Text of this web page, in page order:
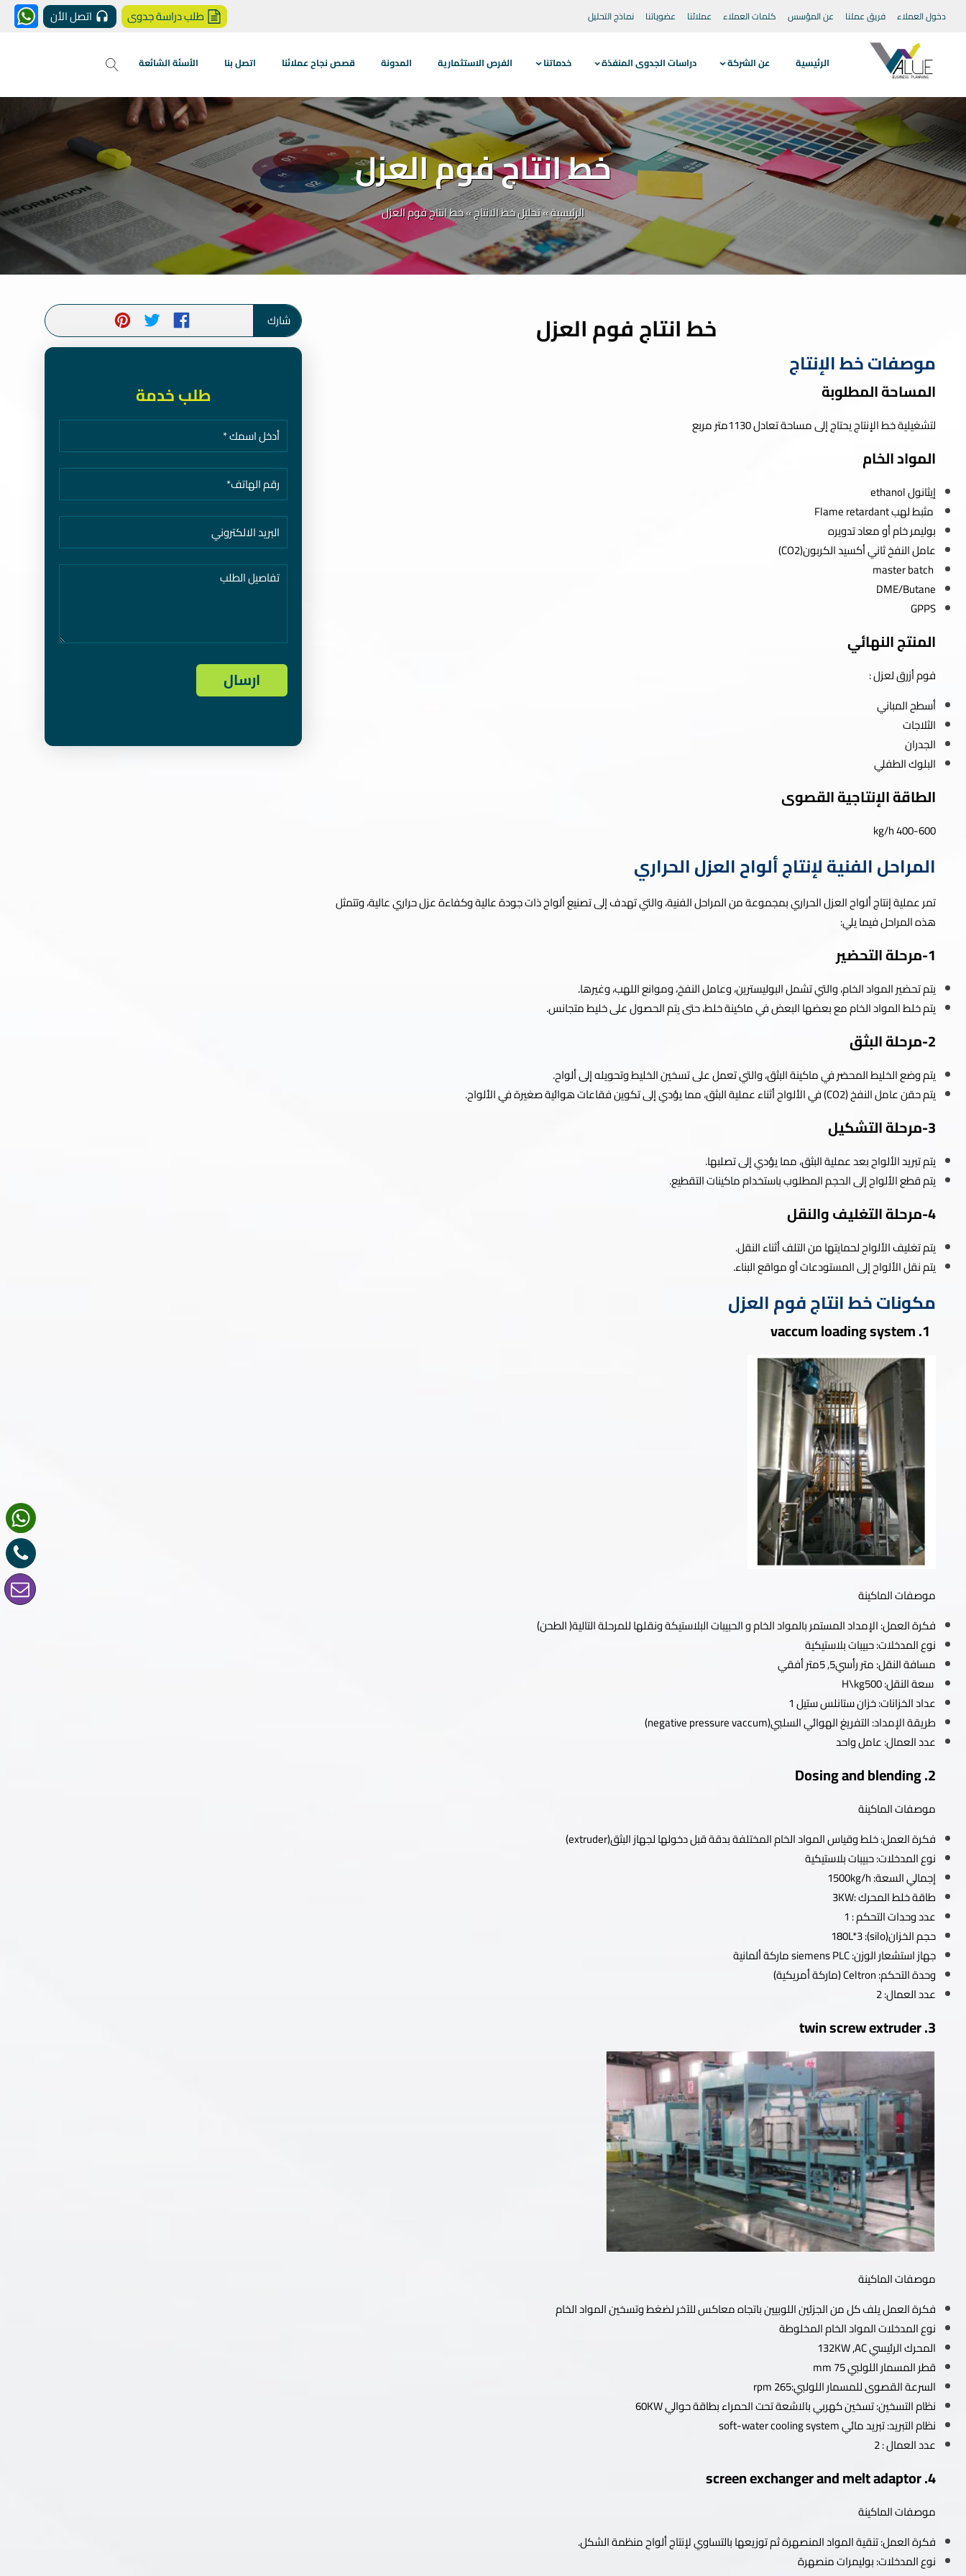
دخول العملاء فريق عملنا عن المؤسس كلمات العملاء عملائنا عضوياتنا نماذج التحليل طلب دراسة جدوى اتصل الأن
الرئيسية عن الشركة دراسات الجدوى المنفذة خدماتنا الفرص الاستثمارية المدونة قصص نجاح عملائنا اتصل بنا الأسئة الشائعة
خط انتاج فوم العزل
الرئيسية»تحليل خط الانتاج»خط انتاج فوم العزل
خط انتاج فوم العزل
موصفات خط الإنتاج
المساحة المطلوبة
لتشغيلية خط الإنتاج يحتاج إلى مساحة تعادل 1130متر مربع
المواد الخام
إيثانول ethanol
مثبط لهب Flame retardant
بوليمر خام أو معاد تدويره
عامل النفخ ثاني أكسيد الكربون(CO2)
DME/Butane
GPPS
المنتج النهائي
فوم أزرق لعزل :
أسطح المباني
الثلاجات
الجدران
البلوك الطفلي
الطاقة الإنتاجية القصوى
kg/h 400-600
المراحل الفنية لإنتاج ألواح العزل الحراري
تمر عملية إنتاج ألواح العزل الحراري بمجموعة من المراحل الفنية، والتي تهدف إلى تصنيع ألواح ذات جودة عالية وكفاءة عزل حراري عالية، وتتمثل
هذه المراحل فيما يلي:
1-مرحلة التحضير
يتم تحضير المواد الخام، والتي تشمل البوليسترين، وعامل النفخ، وموانع اللهب، وغيرها.
يتم خلط المواد الخام مع بعضها البعض في ماكينة خلط، حتى يتم الحصول على خليط متجانس.
2-مرحلة البثق
يتم وضع الخليط المحضر في ماكينة البثق، والتي تعمل على تسخين الخليط وتحويله إلى ألواح.
يتم حقن عامل النفخ (CO2) في الألواح أثناء عملية البثق، مما يؤدي إلى تكوين فقاعات هوائية صغيرة في الألواح.
3-مرحلة التشكيل
يتم تبريد الألواح بعد عملية البثق، مما يؤدي إلى تصلبها.
يتم قطع الألواح إلى الحجم المطلوب باستخدام ماكينات التقطيع.
4-مرحلة التغليف والنقل
يتم تغليف الألواح لحمايتها من التلف أثناء النقل.
يتم نقل الألواح إلى المستودعات أو مواقع البناء.
مكونات خط انتاج فوم العزل
موصفات الماكينة
فكرة العمل: الإمداد المستمر بالمواد الخام و الحبيبات البلاستيكة ونقلها للمرحلة التالية( الطحن)
نوع المدخلات: حبيبات بلاستيكية
مسافة النقل: متر رأسي5, 5متر أفقي
سعة النقل: H\kg500
عداد الخزانات: خزان ستانلس ستيل 1
طريقة الإمداد: التفريغ الهوائي السلبي(negative pressure vaccum)
عدد العمال: عامل واحد
2. Dosing and blending
موصفات الماكينة
فكرة العمل: خلط وقياس المواد الخام المختلفة بدقة قبل دخولها لجهاز البثق(extruder)
نوع المدخلات: حبيبات بلاستيكية
إجمالي السعة: 1500kg/h
طاقة خلط المحرك :3KW
عدد وحدات التحكم : 1
حجم الخزان(silo): 180L*3
جهاز استشعار الوزن: siemens PLC ماركة ألمانية
وحدة التحكم: Celtron (ماركة أمريكية)
عدد العمال: 2
3. twin screw extruder
موصفات الماكينة
فكرة العمل يلف كل من الجزئين اللوبيين باتجاه معاكس للآخر لضغط وتسخين المواد الخام
نوع المدخلات المواد الخام المخلوطة
المحرك الرئيسي 132KW ,AC
قطر المسمار اللولبي mm 75
السرعة القصوى للمسمار اللولبي:265 rpm
نظام التسخين: تسخين كهربي بالاشعة تحت الحمراء بطاقة حوالي 60KW
نظام التبريد: تبريد مائي soft-water cooling system
عدد العمال : 2
4. screen exchanger and melt adaptor
موصفات الماكينة
فكرة العمل: تنقية المواد المنصهرة ثم توزيعها بالتساوي لإنتاج ألواح منظمة الشكل.
نوع المدخلات: بوليمرات منصهرة
شارك
طلب خدمة